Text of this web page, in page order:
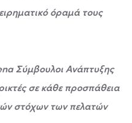
όραμά τους
Σύμβουλοι Ανάπτυξης
σε κάθε προσπάθεια
στόχων των πελατών